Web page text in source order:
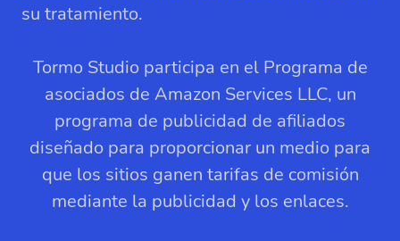
su tratamiento.
Tormo Studio participa en el Programa de
asociados de Amazon Services LLC, un
programa de publicidad de afiliados
diseñado para proporcionar un medio para
que los sitios ganen tarifas de comisión
mediante la publicidad y los enlaces.